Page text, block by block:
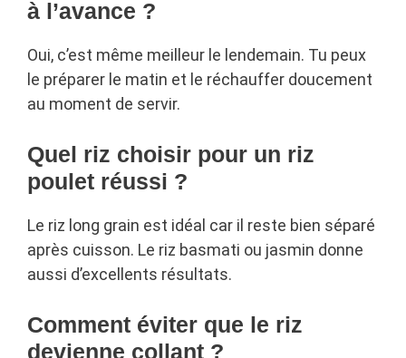
à l’avance ?
Oui, c’est même meilleur le lendemain. Tu peux
le préparer le matin et le réchauffer doucement
au moment de servir.
Quel riz choisir pour un riz
poulet réussi ?
Le riz long grain est idéal car il reste bien séparé
après cuisson. Le riz basmati ou jasmin donne
aussi d’excellents résultats.
Comment éviter que le riz
devienne collant ?